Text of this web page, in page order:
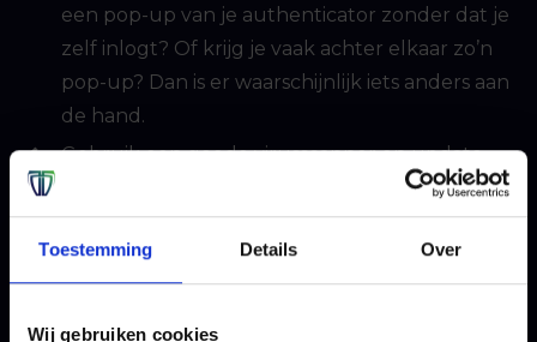
Toestemming Details Over
Wij gebruiken cookies
een pop-up van je authenticator zonder dat je
zelf inlogt? Of krijg je vaak achter elkaar zo’n
pop-up? Dan is er waarschijnlijk iets anders aan
de hand.
Gebruik een goede virusscanner en update
Endpoint
Detection and Response(EDR) oplossing toe
Gebruik verschillende wachtwoorden, of
portals